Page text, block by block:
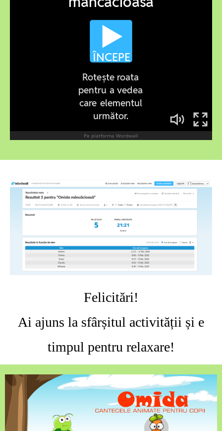
Felicitări!
Ai ajuns la sfârșitul activității și e
timpul pentru relaxare!